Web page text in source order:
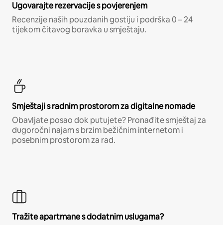
Ugovarajte rezervacije s povjerenjem
Recenzije naših pouzdanih gostiju i podrška 0 – 24
tijekom čitavog boravka u smještaju.
Smještaji s radnim prostorom za digitalne nomade
Obavljate posao dok putujete? Pronađite smještaj za
dugoročni najam s brzim bežičnim internetom i
posebnim prostorom za rad.
Tražite apartmane s dodatnim uslugama?